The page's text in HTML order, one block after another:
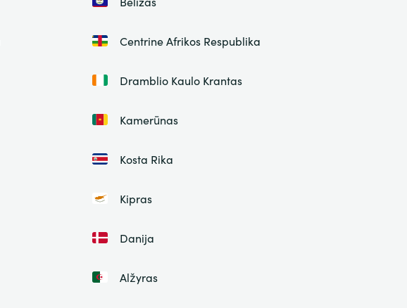
Centrine Afrikos Respublika
Dramblio Kaulo Krantas
Kamerūnas
Kosta Rika
Kipras
Danija
Alžyras